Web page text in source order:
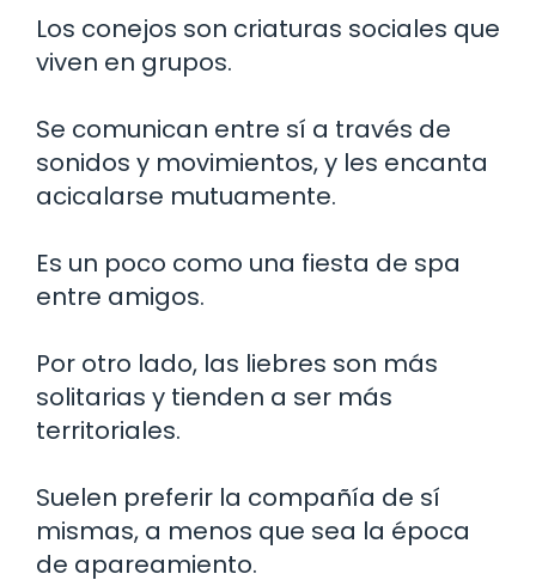
Los conejos son criaturas sociales que
viven en grupos.
Se comunican entre sí a través de
sonidos y movimientos, y les encanta
acicalarse mutuamente.
Es un poco como una fiesta de spa
entre amigos.
Por otro lado, las liebres son más
solitarias y tienden a ser más
territoriales.
Suelen preferir la compañía de sí
mismas, a menos que sea la época
de apareamiento.